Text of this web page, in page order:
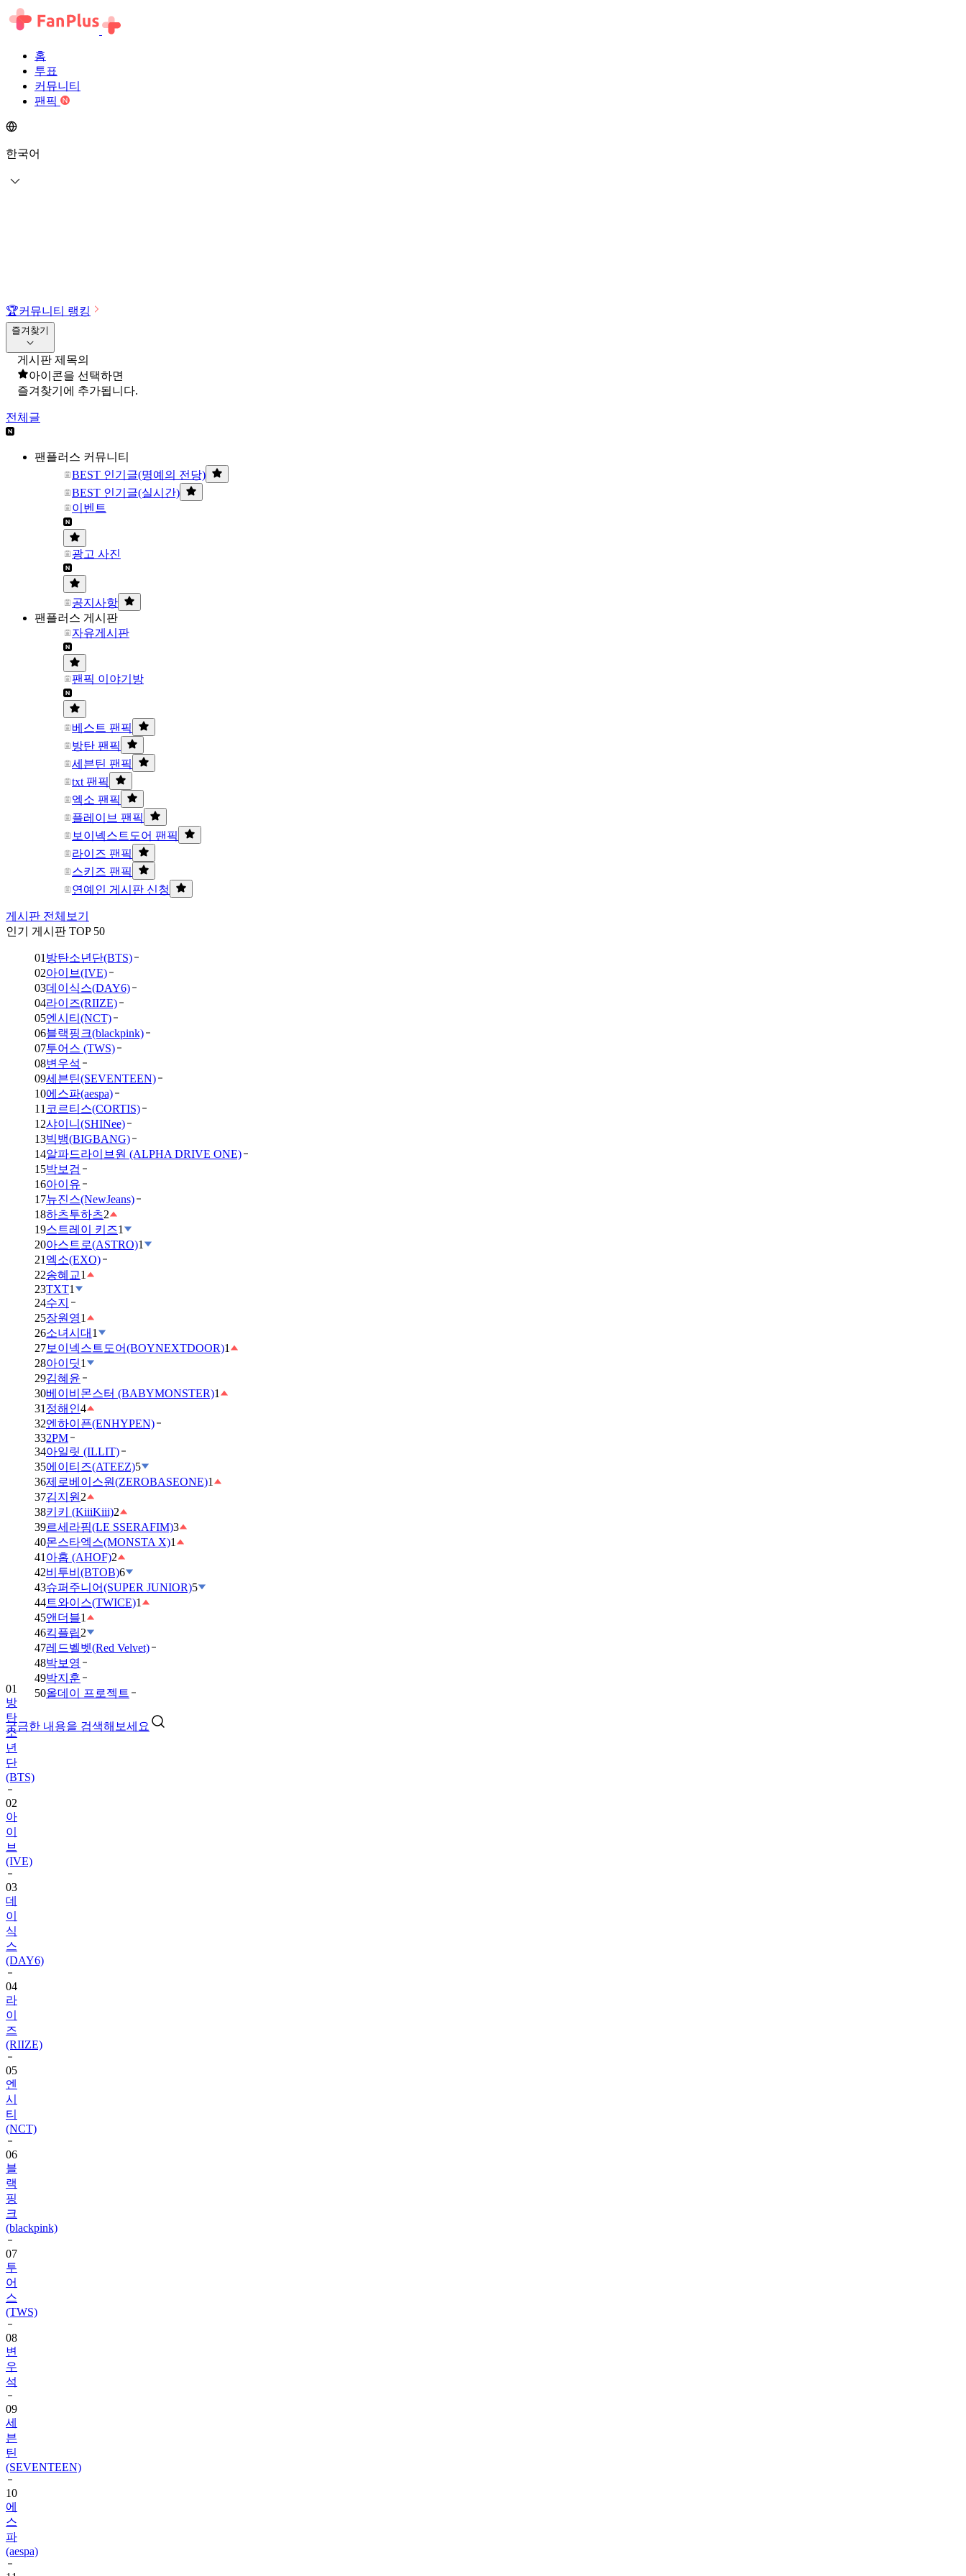
홈
투표
커뮤니티
팬픽
한국어
🏆커뮤니티 랭킹
즐겨찾기
게시판 제목의
아이콘을 선택하면
즐겨찾기에 추가됩니다.
전체글
팬플러스 커뮤니티
BEST 인기글(명예의 전당)
BEST 인기글(실시간)
이벤트
광고 사진
공지사항
팬플러스 게시판
자유게시판
팬픽 이야기방
베스트 팬픽
방탄 팬픽
세븐틴 팬픽
txt 팬픽
엑소 팬픽
플레이브 팬픽
보이넥스트도어 팬픽
라이즈 팬픽
스키즈 팬픽
연예인 게시판 신청
게시판 전체보기
인기 게시판 TOP 50
01 방탄소년단(BTS)
02아이브(IVE)
03데이식스(DAY6)
04라이즈(RIIZE)
05엔시티(NCT)
06블랙핑크(blackpink)
07투어스 (TWS)
08변우석
09세븐틴(SEVENTEEN)
10에스파(aespa)
11 코르티스(CORTIS)
12샤이니(SHINee)
13빅뱅(BIGBANG)
14알파드라이브원 (ALPHA DRIVE ONE)
15박보검
16아이유
17뉴진스(NewJeans)
18하츠투하츠2
19스트레이 키즈1
20아스트로(ASTRO)1
21 엑소(EXO)
22송혜교1
23TXT1
24수지
25장원영1
26소녀시대 1
27보이넥스트도어(BOYNEXTDOOR)1
28아이딧1
29김혜윤
30베이비몬스터 (BABYMONSTER)1
31 정해인4
32엔하이픈(ENHYPEN)
332PM
34아일릿 (ILLIT)
35에이티즈(ATEEZ)5
36제로베이스원(ZEROBASEONE)1
37김지원 2
38키키 (KiiiKiii)2
39르세라핌(LE SSERAFIM)3
40몬스타엑스(MONSTA X)1
41 아홉 (AHOF)2
42비투비(BTOB)6
43슈퍼주니어(SUPER JUNIOR)5
44트와이스(TWICE)1
45앤더블1
46킥플립2
47레드벨벳(Red Velvet)
48박보영
49박지훈
50올데이 프로젝트
궁금한 내용을 검색해보세요
01
방
탄
소
년
단
(BTS)
02
아
이
브
(IVE)
03
데
이
식
스
(DAY6)
04
라
이
즈
(RIIZE)
05
엔
시
티
(NCT)
06
블
랙
핑
크
(blackpink)
07
투
어
스
(TWS)
08
변
우
석
09
세
븐
틴
(SEVENTEEN)
10
에
스
파
(aespa)